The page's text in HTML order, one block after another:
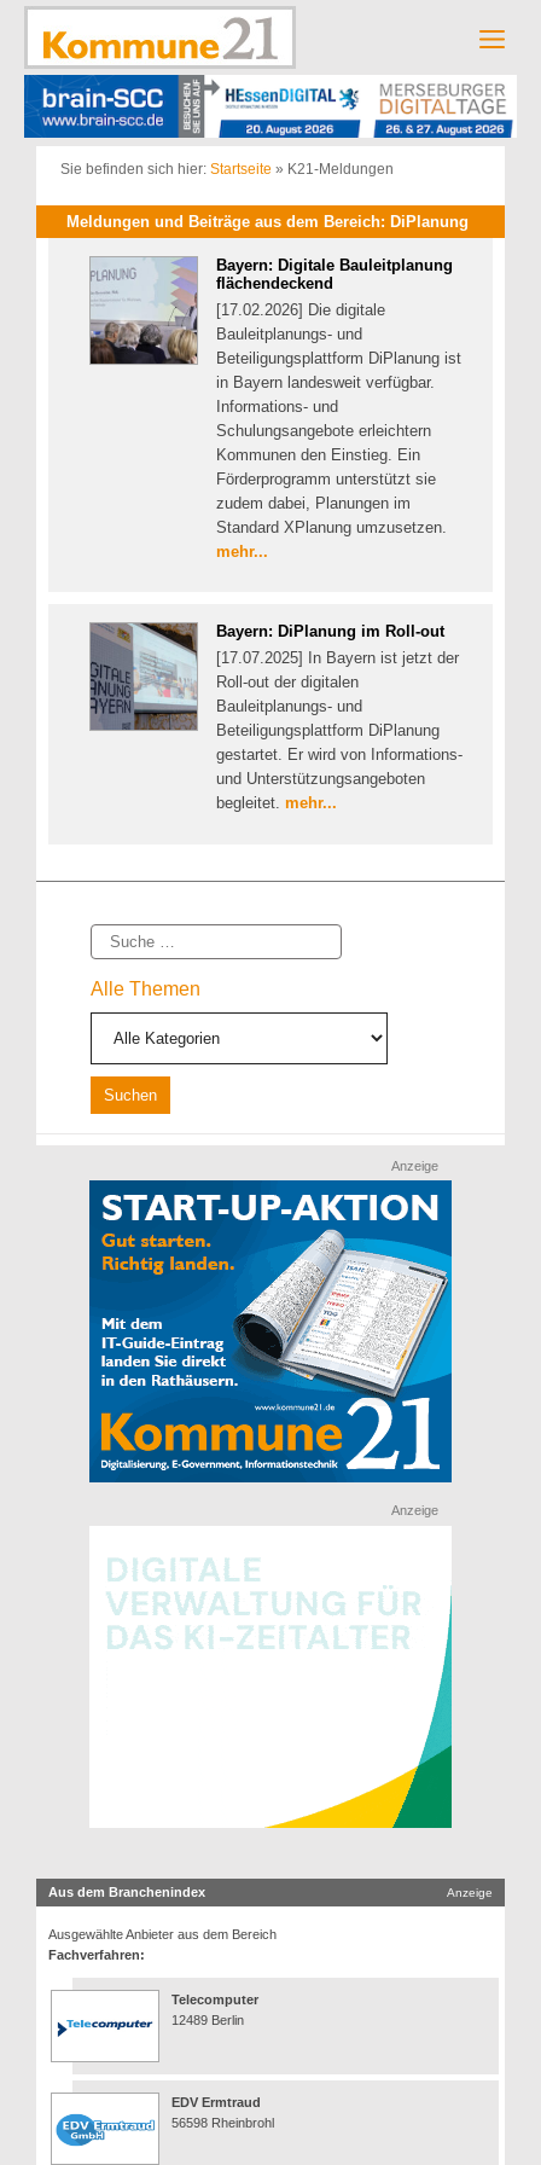
Zum
springen
Sie befinden sich hier: Startseite » K21-Meldungen
Meldungen und Beiträge aus dem Bereich: DiPlanung
Bayern: Digitale Bauleitplanung
flächendeckend
[17.02.2026] Die digitale
Bauleitplanungs- und
Beteiligungsplattform DiPlanung ist
in Bayern landesweit verfügbar.
Informations- und
Schulungsangebote erleichtern
Kommunen den Einstieg. Ein
Förderprogramm unterstützt sie
zudem dabei, Planungen im
Standard XPlanung umzusetzen.
mehr...
Bayern: DiPlanung im Roll-out
[17.07.2025] In Bayern ist jetzt der
Roll-out der digitalen
Bauleitplanungs- und
Beteiligungsplattform DiPlanung
gestartet. Er wird von Informations-
und Unterstützungsangeboten
begleitet. mehr...
Suche
Alle Themen
Anzeige
Anzeige
Aus dem Branchenindex Anzeige
Ausgewählte Anbieter aus dem Bereich
Fachverfahren:
Telecomputer
12489 Berlin
EDV Ermtraud
56598 Rheinbrohl